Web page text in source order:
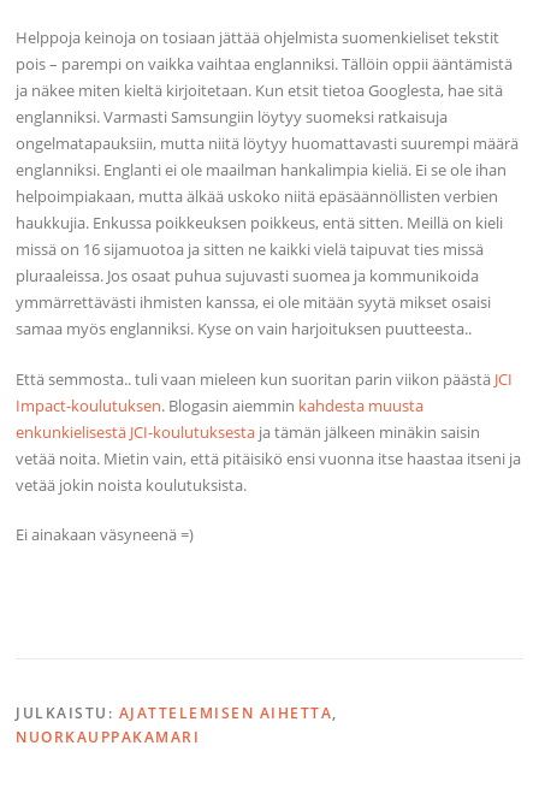
Helppoja keinoja on tosiaan jättää ohjelmista suomenkieliset tekstit
pois – parempi on vaikka vaihtaa englanniksi. Tällöin oppii ääntämistä
ja näkee miten kieltä kirjoitetaan. Kun etsit tietoa Googlesta, hae sitä
englanniksi. Varmasti Samsungiin löytyy suomeksi ratkaisuja
ongelmatapauksiin, mutta niitä löytyy huomattavasti suurempi määrä
englanniksi. Englanti ei ole maailman hankalimpia kieliä. Ei se ole ihan
helpoimpiakaan, mutta älkää uskoko niitä epäsäännöllisten verbien
haukkujia. Enkussa poikkeuksen poikkeus, entä sitten. Meillä on kieli
missä on 16 sijamuotoa ja sitten ne kaikki vielä taipuvat ties missä
pluraaleissa. Jos osaat puhua sujuvasti suomea ja kommunikoida
ymmärrettävästi ihmisten kanssa, ei ole mitään syytä mikset osaisi
samaa myös englanniksi. Kyse on vain harjoituksen puutteesta..
Että semmosta.. tuli vaan mieleen kun suoritan parin viikon päästä JCI
Impact-koulutuksen. Blogasin aiemmin kahdesta muusta
enkunkielisestä JCI-koulutuksesta ja tämän jälkeen minäkin saisin
vetää noita. Mietin vain, että pitäisikö ensi vuonna itse haastaa itseni ja
vetää jokin noista koulutuksista.
Ei ainakaan väsyneenä =)
JULKAISTU: AJATTELEMISEN AIHETTA,
NUORKAUPPAKAMARI